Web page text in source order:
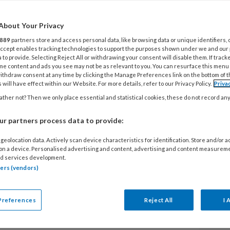
van gastouders in dienst van
voorzitter Gjalt Jellesma
op Kamervragen van SP-Kamerlid
een dergelijke dienstbetrekking
duurder maakt met alle gevolgen
uit over gastouders die bij
lezen?
lees 2 artikelen gratis per maand
Your Privacy
889 partners store and access personal data, like browsing data or unique identifiers,
enables tracking technologies to support the purposes shown under we and
to provide. Selecting Reject All or withdrawing your consent will disable them. If
content and ads you see may not be as relevant to you. You can resurface this
consent at any time by clicking the Manage Preferences link on the bottom of
will have effect within our Website. For more details, refer to our Privacy Policy.
not? Then we only place essential and statistical cookies, these do not record
partners process data to provide:
data. Actively scan device characteristics for identification. Store and/or
a device. Personalised advertising and content, advertising and content
services development.
(vendors)
Reject All I